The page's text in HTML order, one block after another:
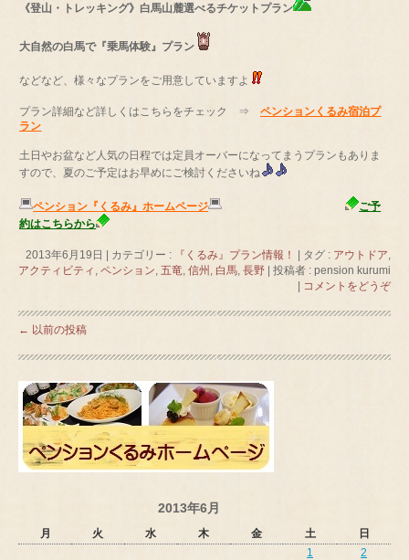
《登山・トレッキング》白馬山麓選べるチケットプラン
大自然の白馬で『乗馬体験』プラン
などなど、様々なプランをご用意していますよ
プラン詳細など詳しくはこちらをチェック ⇒ペンションくるみ宿泊プ
ラン
土日やお盆など人気の日程では定員オーバーになってまうプランもありま
すので、夏のご予定はお早めにご検討くださいね
ペンション『くるみ』ホームページ
ご予
約はこちらから
2013年6月19日 | カテゴリー : 『くるみ』プラン情報！ | タグ : アウトドア,
アクティビティ , ペンション, 五竜, 信州 , 白馬, 長野 | 投稿者 : pension kurumi
| コメントをどうぞ
← 以前の投稿
2013年6月
月 火 水 木 金 土 日
1
2